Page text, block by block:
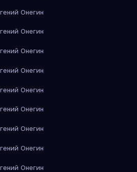
Онегин
Онегин
Онегин
Онегин
Онегин
Онегин
Онегин
Онегин
Онегин